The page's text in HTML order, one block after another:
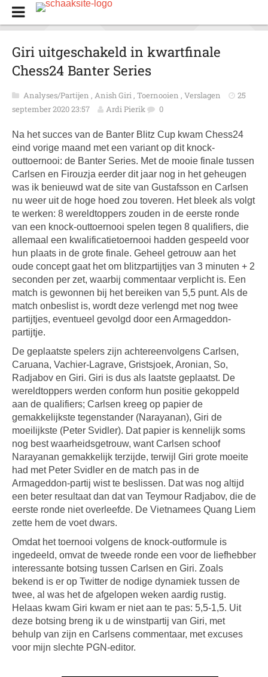
Giri uitgeschakeld in kwartfinale
Chess24 Banter Series
Analyses/Partijen , Anish Giri, Toernooien , Verslagen
25
september 2020 23:57
Ardi Pierik 0
Na het succes van de Banter Blitz Cup kwam Chess24
eind vorige maand met een variant op dit knock-
outtoernooi: de Banter Series. Met de mooie finale tussen
Carlsen en Firouzja eerder dit jaar nog in het geheugen
was ik benieuwd wat de site van Gustafsson en Carlsen
nu weer uit de hoge hoed zou toveren. Het bleek als volgt
te werken: 8 wereldtoppers zouden in de eerste ronde
van een knock-outtoernooi spelen tegen 8 qualifiers, die
allemaal een kwalificatietoernooi hadden gespeeld voor
hun plaats in de grote finale. Geheel getrouw aan het
oude concept gaat het om blitzpartijtjes van 3 minuten + 2
seconden per zet, waarbij commentaar verplicht is. Een
match is gewonnen bij het bereiken van 5,5 punt. Als de
match onbeslist is, wordt deze verlengd met nog twee
partijtjes, eventueel gevolgd door een Armageddon-
partijtje.
De geplaatste spelers zijn achtereenvolgens Carlsen,
Caruana, Vachier-Lagrave, Gristsjoek, Aronian, So,
Radjabov en Giri. Giri is dus als laatste geplaatst. De
wereldtoppers werden conform hun positie gekoppeld
aan de qualifiers; Carlsen kreeg op papier de
gemakkelijkste tegenstander (Narayanan), Giri de
moeilijkste (Peter Svidler). Dat papier is kennelijk soms
nog best waarheidsgetrouw, want Carlsen schoof
Narayanan gemakkelijk terzijde, terwijl Giri grote moeite
had met Peter Svidler en de match pas in de
Armageddon-partij wist te beslissen. Dat was nog altijd
een beter resultaat dan dat van Teymour Radjabov, die de
eerste ronde niet overleefde. De Vietnamees Quang Liem
zette hem de voet dwars.
Omdat het toernooi volgens de knock-outformule is
ingedeeld, omvat de tweede ronde een voor de liefhebber
interessante botsing tussen Carlsen en Giri. Zoals
bekend is er op Twitter de nodige dynamiek tussen de
twee, al was het de afgelopen weken aardig rustig.
Helaas kwam Giri kwam er niet aan te pas: 5,5-1,5. Uit
deze botsing breng ik u de winstpartij van Giri, met
behulp van zijn en Carlsens commentaar, met excuses
voor mijn slechte PGN-editor.